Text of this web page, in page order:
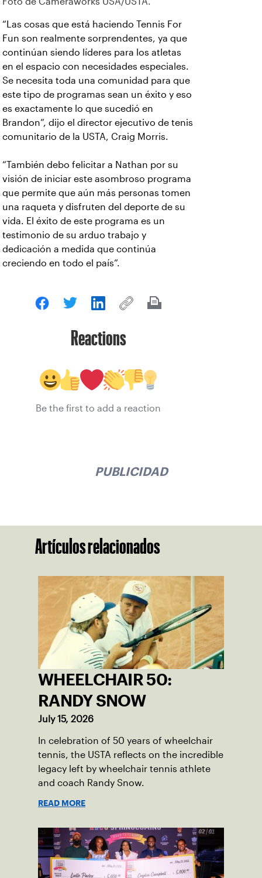
“Las cosas que está haciendo Tennis For
Fun son realmente sorprendentes, ya que
continúan siendo líderes para los atletas
en el espacio con necesidades especiales.
Se necesita toda una comunidad para que
este tipo de programas sean un éxito y eso
es exactamente lo que sucedió en
Brandon”, dijo el director ejecutivo de tenis
comunitario de la USTA, Craig Morris.
“También debo felicitar a Nathan por su
visión de iniciar este asombroso programa
que permite que aún más personas tomen
una raqueta y disfruten del deporte de su
vida. El éxito de este programa es un
testimonio de su arduo trabajo y
dedicación a medida que continúa
creciendo en todo el país”.
Reactions
Be the first to add a reaction
PUBLICIDAD
Artículos relacionados
WHEELCHAIR 50:
RANDY SNOW
July 15, 2026
In celebration of 50 years of wheelchair
tennis, the USTA reflects on the incredible
legacy left by wheelchair tennis athlete
and coach Randy Snow.
READ MORE